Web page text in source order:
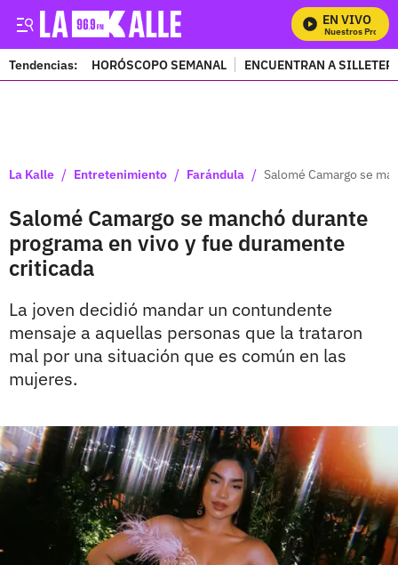
EN VIVO
Mira Todos Nuestros
Tendencias: HORÓSCOPO SEMANAL ENCUENTRAN A
La Kalle / Entretenimiento / Farándula / Salomé Camargo se
Salomé Camargo se manchó durante
programa en vivo y fue duramente
criticada
La joven decidió mandar un contundente
mensaje a aquellas personas que la trataron
mal por una situación que es común en las
mujeres.